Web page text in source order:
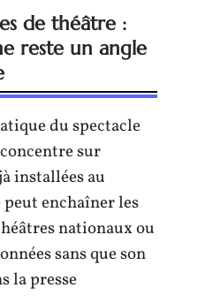
de théâtre :
reste un angle
du spectacle
sur
installées au
enchaîner les
nationaux ou
sans que son
la presse